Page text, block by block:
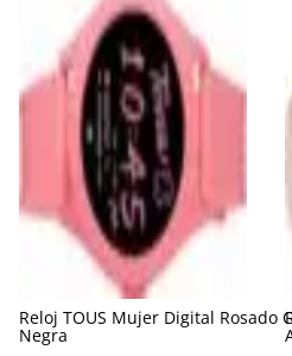
Reloj TOUS Mujer Digital Rosado
Negra